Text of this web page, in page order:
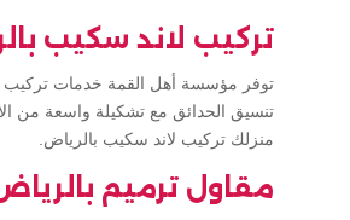
تركيب لاند سكيب
توفر مؤسسة أهل القمة خدمات تركيب
تنسيق الحدائق مع تشكيلة واسعة من
منزلك تركيب لاند سكيب بالرياض.
مقاول ترميم